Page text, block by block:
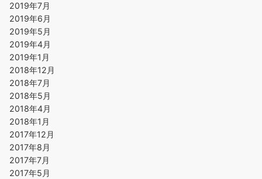
2019年7月
2019年6月
2019年5月
2019年4月
2019年1月
2018年12月
2018年7月
2018年5月
2018年4月
2018年1月
2017年12月
2017年8月
2017年7月
2017年5月